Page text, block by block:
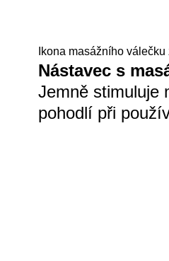
Ikona masážního
Nástavec s
Jemně stimuluje
pohodlí při